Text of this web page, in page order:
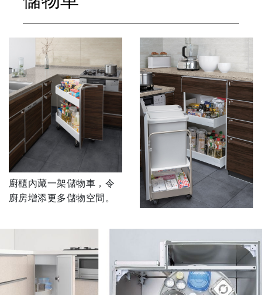
廚櫃內藏一架儲物車，令
廚房增添更多儲物空間。